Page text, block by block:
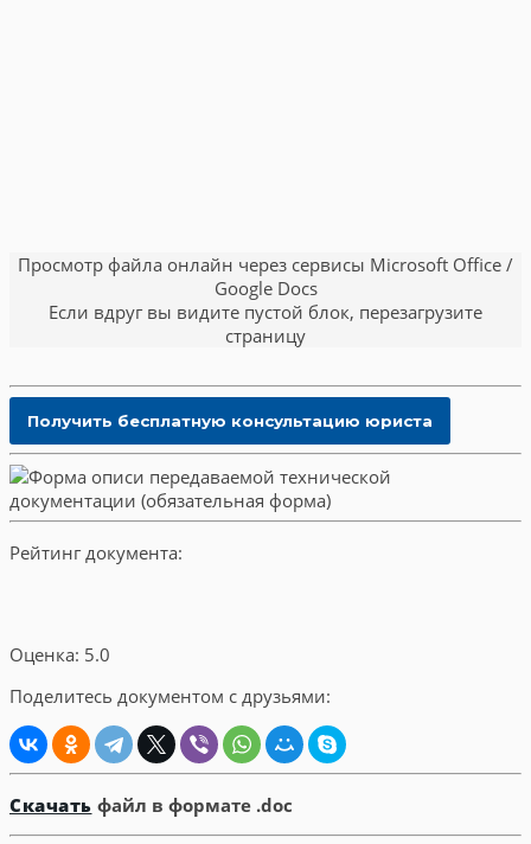
Просмотр файла онлайн через сервисы Microsoft Office /
Google Docs
Если вдруг вы видите пустой блок, перезагрузите
страницу
Рейтинг документа:
Оценка: 5.0
Поделитесь документом с друзьями:
Скачать файл в формате .doc